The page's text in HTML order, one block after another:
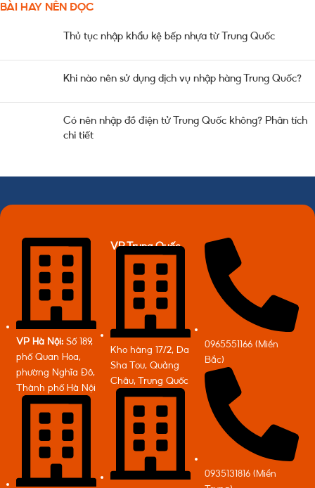
BÀI HAY NÊN ĐỌC
Thủ tục nhập khẩu kệ bếp nhựa từ Trung Quốc
Khi nào nên sử dụng dịch vụ nhập hàng Trung Quốc?
Có nên nhập đồ điện tử Trung Quốc không? Phân tích
chi tiết
VP Hà Nội: Số 189,
phố Quan Hoa,
phường Nghĩa Đô,
Thành phố Hà Nội
VP Trung Quốc
Kho hàng 17/2, Da
Sha Tou, Quảng
Châu, Trung Quốc
0965551166 (Miền
Bắc)
0935131816 (Miền